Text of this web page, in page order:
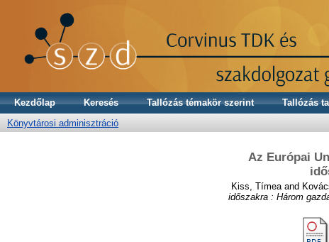
Kezdőlap Keresés Tallózás témakör szerint Tallózás
Könyvtárosi adminisztráció
Az Európai
Kiss, Tímeaand
időszakra : Három